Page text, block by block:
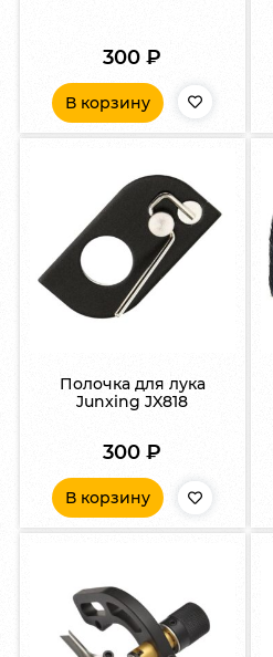
300₽
В корзину
Полочка для лука
Junxing JX818
300₽
В корзину